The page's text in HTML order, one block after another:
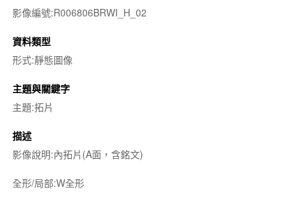
影像編號:R006806BRWI_H_02
資料類型
形式:靜態圖像
主題與關鍵字
主題:拓片
描述
影像說明:內拓片(A面，含銘文)
全形/局部:W全形